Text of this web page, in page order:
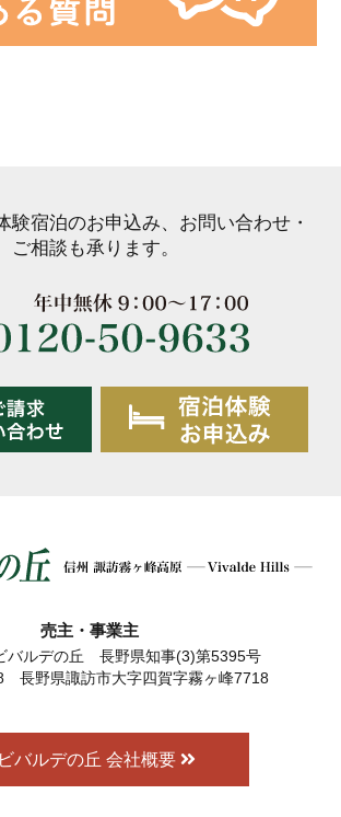
験宿泊のお申込み、お問い合わせ・
ご相談も承ります。
売主・事業主
バルデの丘 長野県知事(3)第5395号
長野県諏訪市大字四賀字霧ヶ峰7718
ビバルデの丘 会社概要